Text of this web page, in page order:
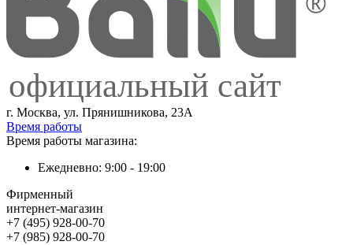
официальный сайт
г. Москва, ул. Прянишникова, 23А
Время работы
Время работы магазина:
Ежедневно: 9:00 - 19:00
Фирменный
интернет-магазин
+7 (495) 928-00-70
+7 (985) 928-00-70